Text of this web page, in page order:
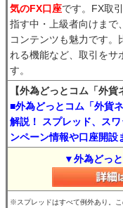
気のFX口座です。FX取
指す中・上級者向けまで
コンテンツも魅力です。
れる機能など、取引をサ
す。
【外為どっとコム「外貨
■外為どっとコム「外貨
解説！ スプレッド、ス
ンペーン情報や口座開設
▼外為どっ
※スプレッドはすべて例外あり。